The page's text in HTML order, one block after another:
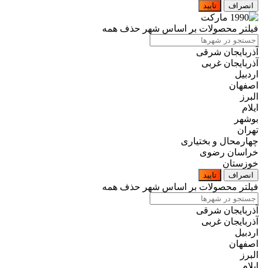
انصراف تایید
فیلتر محصولات بر اساس شهر حذف همه
آذربایجان شرقی
آذربایجان غربی
اردبیل
اصفهان
البرز
ایلام
بوشهر
تهران
چهارمحال و بختیاری
خراسان رضوی
خوزستان
انصراف تایید
فیلتر محصولات بر اساس شهر حذف همه
آذربایجان شرقی
آذربایجان غربی
اردبیل
اصفهان
البرز